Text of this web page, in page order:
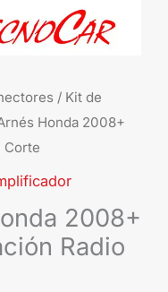
/ Kit de
Honda 2008+
Corte
2008+
Radio